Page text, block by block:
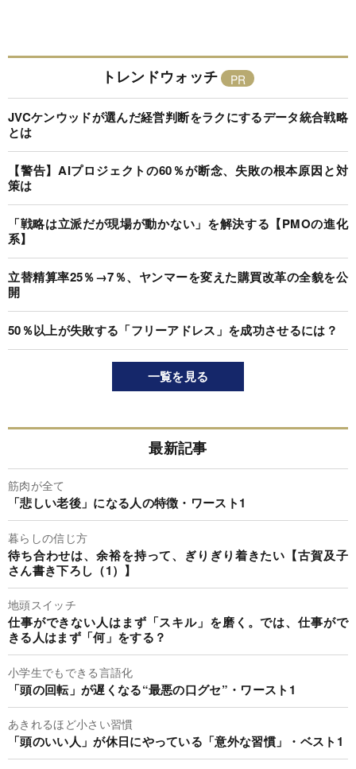
トレンドウォッチ
JVCケンウッドが選んだ経営判断をラクにするデータ統合戦略
とは
【警告】AIプロジェクトの60％が断念、失敗の根本原因と対
策は
「戦略は立派だが現場が動かない」を解決する【PMOの進化
系】
立替精算率25％→7％、ヤンマーを変えた購買改革の全貌を公
開
50％以上が失敗する「フリーアドレス」を成功させるには？
一覧を見る
最新記事
筋肉が全て
「悲しい老後」になる人の特徴・ワースト1
暮らしの信じ方
待ち合わせは、余裕を持って、ぎりぎり着きたい【古賀及子
さん書き下ろし（1）】
地頭スイッチ
仕事ができない人はまず「スキル」を磨く。では、仕事がで
きる人はまず「何」をする？
小学生でもできる言語化
「頭の回転」が遅くなる“最悪の口グセ”・ワースト1
あきれるほど小さい習慣
「頭のいい人」が休日にやっている「意外な習慣」・ベスト1